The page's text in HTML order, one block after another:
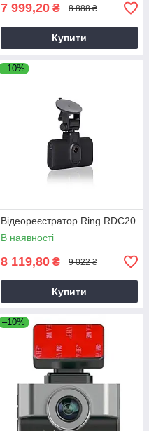
7 999,20 ₴ 8 888 ₴
Купити
–10%
Відеореєстратор Ring RDC20
В наявності
8 119,80 ₴ 9 022 ₴
Купити
–10%